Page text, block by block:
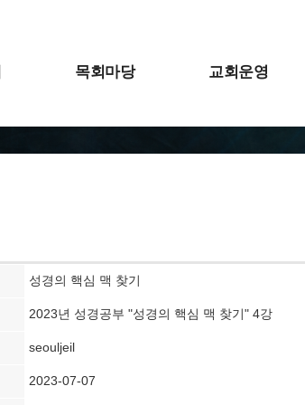
목회마당 교회운영
성경의 핵심 맥 찾기
2023년 성경공부 "성경의 핵심 맥 찾기" 4강
seouljeil
2023-07-07